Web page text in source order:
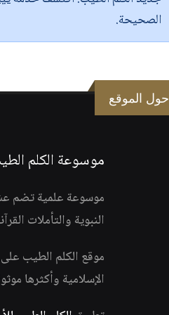
الصحيحة.
حول الموقع
موسوعة الكلم
موسوعة علمية تضم
النبوية والتأملات
موقع الكلم الطيب
الإسلامية وأكثرها